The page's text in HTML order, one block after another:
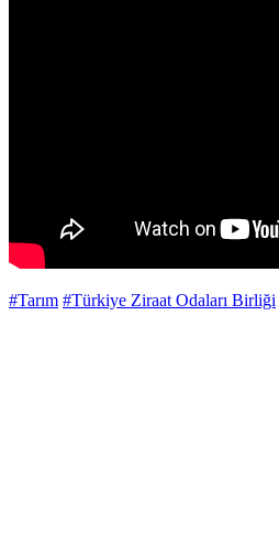
#Tarım #Türkiye Ziraat Odaları Birliği